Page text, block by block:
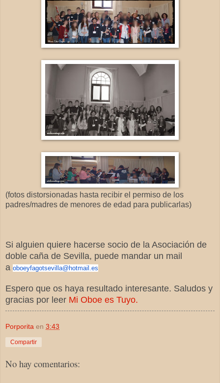
(fotos distorsionadas hasta recibir el permiso de los
padres/madres de menores de edad para publicarlas)
Si alguien quiere hacerse socio de la Asociación de
doble caña de Sevilla, puede mandar un mail
a oboeyfagotsevilla@hotmail.es
Espero que os haya resultado interesante. Saludos y
gracias por leer Mi Oboe es Tuyo.
Porporita en 3:43
Compartir
No hay comentarios: